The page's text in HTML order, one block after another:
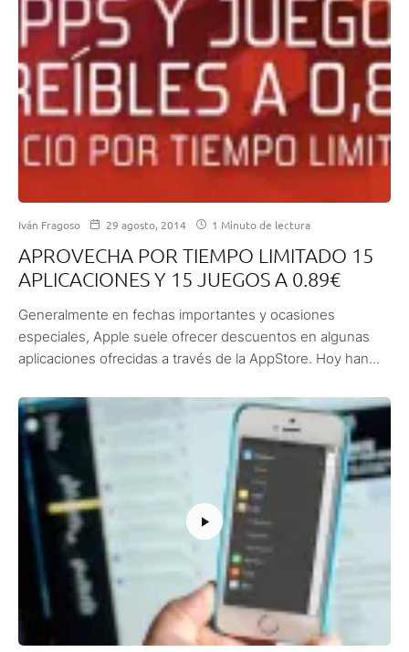
Iván Fragoso 29 agosto, 2014 1 Minuto de lectura
APROVECHA POR TIEMPO LIMITADO 15
APLICACIONES Y 15 JUEGOS A 0.89€
Generalmente en fechas importantes y ocasiones
especiales, Apple suele ofrecer descuentos en algunas
aplicaciones ofrecidas a través de la AppStore. Hoy han...